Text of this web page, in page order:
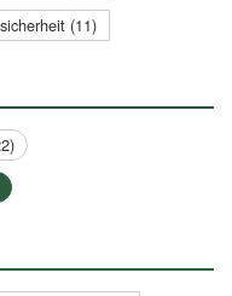
(11)